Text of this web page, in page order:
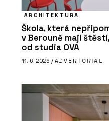
ARCHITEKTURA
Škola, která
v Berouně mají
od studia OVA
11. 6. 2026 / ADVERTORIAL